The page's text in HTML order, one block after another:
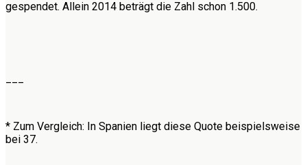
gespendet. Allein 2014 beträgt die Zahl schon 1.500.
* Zum Vergleich: In Spanien liegt diese Quote beispielsweise
bei 37.